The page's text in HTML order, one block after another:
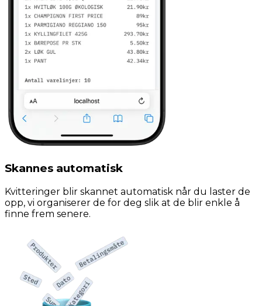
Skannes automatisk
Kvitteringer blir skannet automatisk når du laster de
opp, vi organiserer de for deg slik at de blir enkle å
finne frem senere.